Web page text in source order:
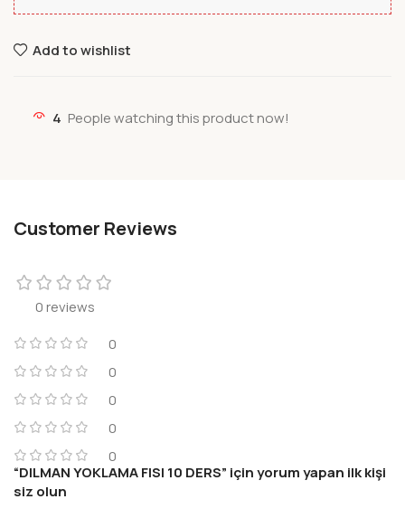
Add to wishlist
4 People watching this product now!
Customer Reviews
0 reviews
0
0
0
0
0
“DILMAN YOKLAMA FISI 10 DERS” için yorum yapan ilk kişi
siz olun